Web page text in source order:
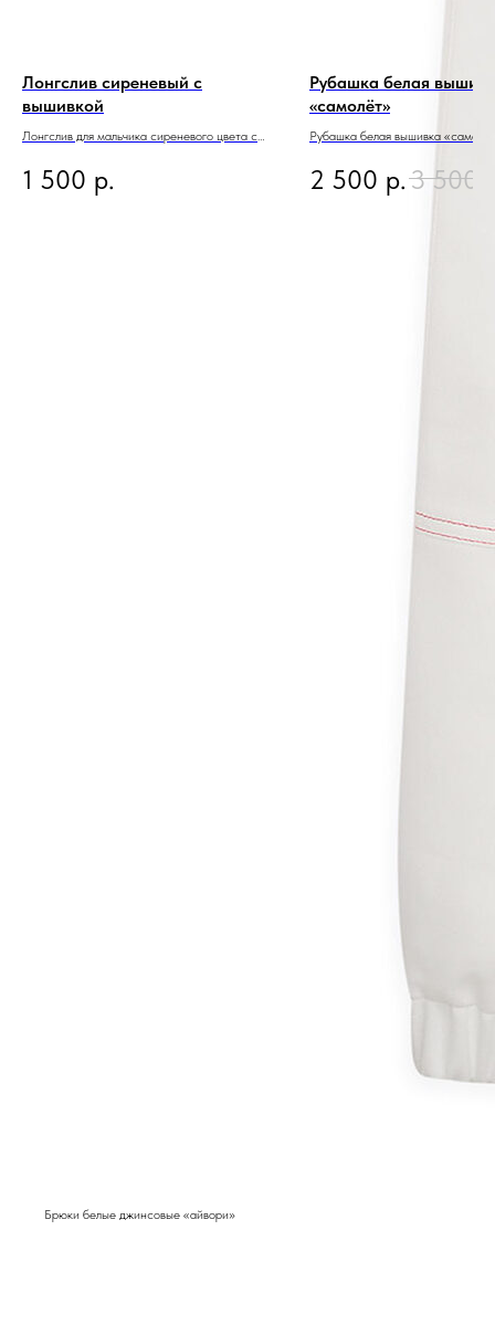
Брюки белые джинсовые «айвори»
Лонгслив сиреневый с
вышивкой
Лонгслив для мальчика сиреневого цвета с
1 500 р.
Рубашка белая
«самолёт»
Рубашка белая вышивка
2 500 р.3 500